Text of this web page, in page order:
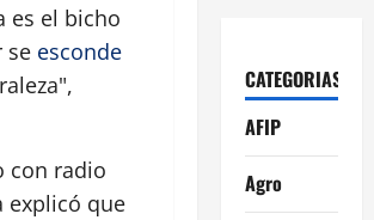
es el bicho
se esconde
con radio
explicó que
CATEGORIAS
AFIP
Agro